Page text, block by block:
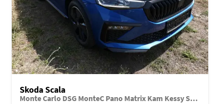
Skoda Scala
Monte Carlo DSG MonteC Pano Matrix Kam Kessy SHZ eHK